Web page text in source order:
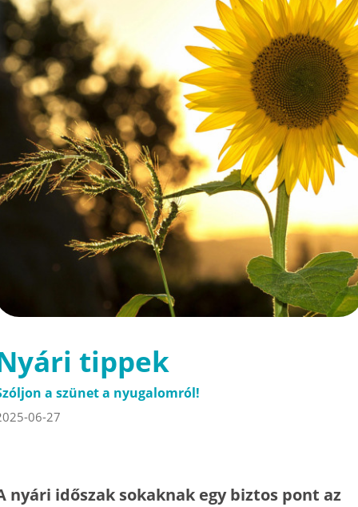
tippek
a szünet a nyugalomról!
06-27
nyári időszak sokaknak egy biztos pont az